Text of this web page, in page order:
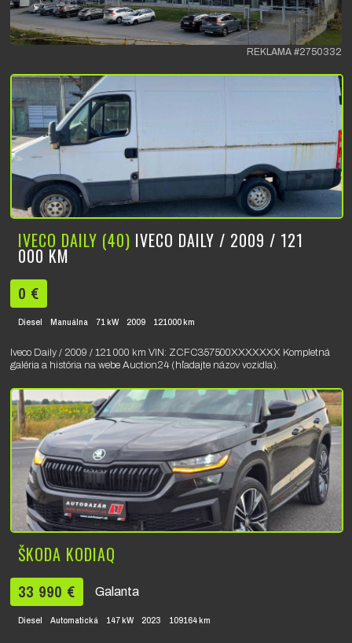
REKLAMA #2750332
IVECO DAILY (40) IVECO DAILY / 2009 / 121
000 KM
0 €
Diesel Manuálna 71 kW 2009 121000 km
Iveco Daily / 2009 / 121 000 km VIN: ZCFC357500XXXXXXX Kompletná
galéria a história na webe Auction24 (hľadajte názov vozidla).
ŠKODA KODIAQ
33 990 € Galanta
Diesel Automatická 147 kW 2023 109164 km